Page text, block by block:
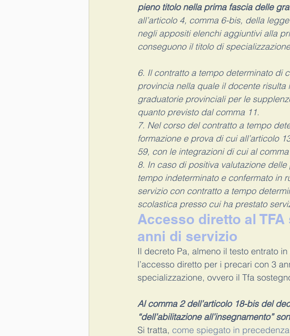
pieno titolo nella prima fascia delle
all’articolo 4, comma 6-bis, della
negli appositi elenchi aggiuntivi alla
conseguono il titolo di
6. Il contratto a tempo determinato di
provincia nella quale il docente
graduatorie provinciali per le
quanto previsto dal comma 11.
7. Nel corso del contratto a tempo
formazione e prova di cui all’articolo
59, con le integrazioni di cui al
8. In caso di positiva valutazione
tempo indeterminato e confermato in
servizio con contratto a tempo
scolastica presso cui ha prestato
Accesso diretto al
anni di servizio
Il decreto Pa, almeno il testo entrato
l’accesso diretto per i precari con 3
specializzazione, ovvero il Tfa
Al comma 2 dell’articolo 18-bis del
“dell’abilitazione all’insegnamento”
Si tratta, come spiegato in precedenza